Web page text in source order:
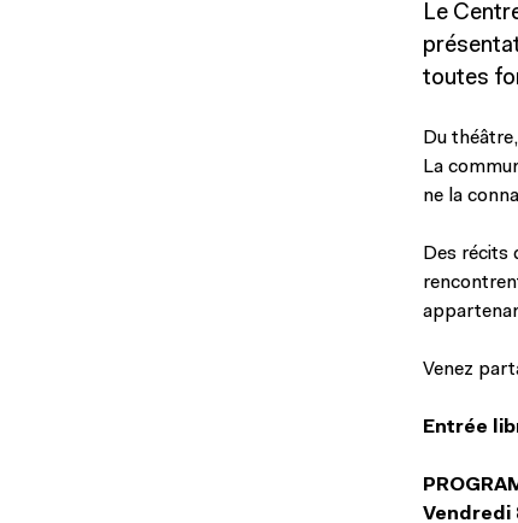
Le
toutes
Du
La
ne la
Des récits
Venez
Entrée
Vendredi